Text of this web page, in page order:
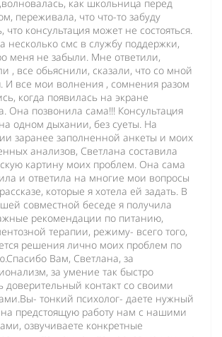
как школьница перед
переживала, что что-то забуду
что консультация может не состояться.
несколько смс в службу поддержки,
меня не забыли. Мне ответили,
, все обьяснили, сказали, что со мной
И все мои волнения , сомнения разом
когда появилась на экране
Она позвонила сама!!! Консультация
одном дыхании, без суеты. На
заранее заполненной анкеты и моих
анализов, Светлана составила
картину моих проблем. Она сама
и ответила на многие мои вопросы
которые я хотела ей задать. В
совместной беседе я получила
рекомендации по питанию,
терапии, режиму- всего того,
решения лично моих проблем по
Вам, Светлана, за
за умение так быстро
доверительный контакт со своими
тонкий психолог- даете нужный
на предстоящую работу нам с нашими
озвучиваете конкретные